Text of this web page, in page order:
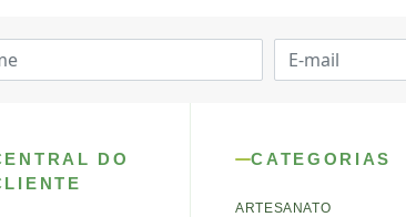
DO
CATEGORIAS
ARTESANATO